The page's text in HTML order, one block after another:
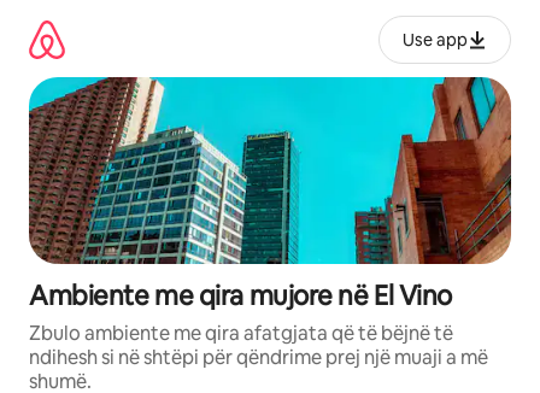
përmbajtja
Use app
Ambiente me qira mujore në El Vino
Zbulo ambiente me qira afatgjata që të bëjnë të
ndihesh si në shtëpi për qëndrime prej një muaji a më
shumë.